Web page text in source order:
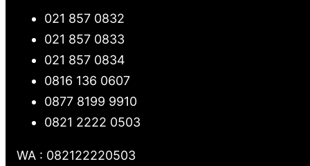
021 857 0832
021 857 0833
021 857 0834
0816 136 0607
0877 8199 9910
0821 2222 0503
WA : 082122220503